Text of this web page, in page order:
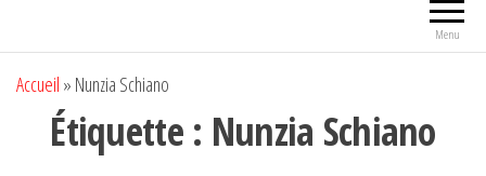
Menu
Accueil » Nunzia Schiano
Étiquette : Nunzia Schiano